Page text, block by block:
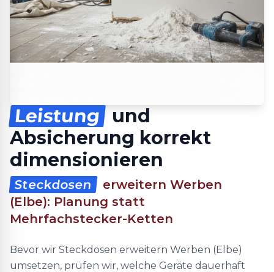
Leistung
und
Absicherung korrekt
dimensionieren
Steckdosen
erweitern Werben
(Elbe): Planung statt
Mehrfachstecker-Ketten
Bevor wir Steckdosen erweitern Werben (Elbe)
umsetzen, prüfen wir, welche Geräte dauerhaft